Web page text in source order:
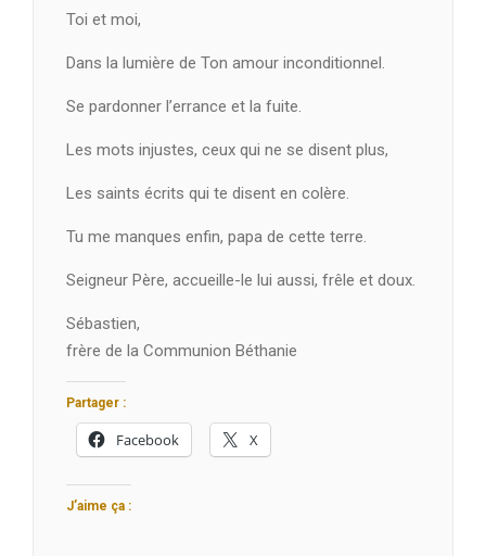
Toi et moi,
Dans la lumière de Ton amour inconditionnel.
Se pardonner l’errance et la fuite.
Les mots injustes, ceux qui ne se disent plus,
Les saints écrits qui te disent en colère.
Tu me manques enfin, papa de cette terre.
Seigneur Père, accueille-le lui aussi, frêle et doux.
Sébastien,
frère de la Communion Béthanie
Partager :
Facebook X
J’aime ça :